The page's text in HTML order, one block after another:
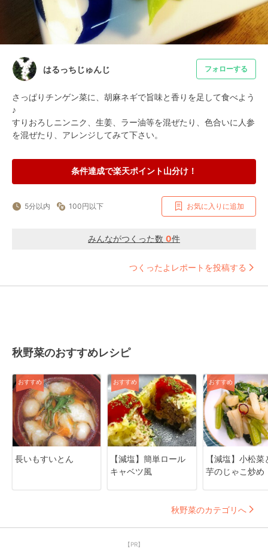
はるっちじゅんじ フォローする
さっぱりチンゲン菜に、胡麻ネギで旨味と香りを足して食べよう
♪
すりおろしニンニク、生姜、ラー油等を混ぜたり、色合いに人参
を混ぜたり、アレンジしてみて下さい。
条件達成で楽天ポイント山分け！
5分以内 100円以下 お気に入りに追加
みんながつくった数 0件
つくったよレポートを投稿する
秋野菜のおすすめレシピ
おすすめ
長いもすいとん
おすすめ
【減塩】簡単ロール
キャベツ風
おすすめ
【減塩】小松菜
芋のじゃこ炒め
秋野菜のカテゴリへ
【PR】